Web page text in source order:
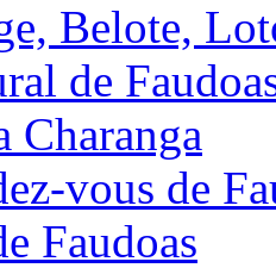
Belote,
de
Charanga
vous de
Faudoas